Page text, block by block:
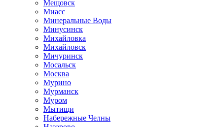
Мещовск
Миасс
Минеральные Воды
Минусинск
Михайловка
Михайловск
Мичуринск
Мосальск
Москва
Мурино
Мурманск
Муром
Мытищи
Набережные Челны